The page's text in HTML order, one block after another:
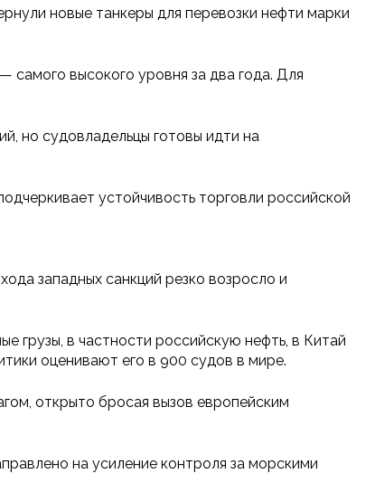
новые танкеры для перевозки нефти марки
высокого уровня за два года. Для
но судовладельцы готовы идти на
устойчивость торговли российской
западных санкций резко возросло и
грузы, в частности российскую нефть, в Китай
оценивают его в 900 судов в мире.
открыто бросая вызов европейским
на усиление контроля за морскими